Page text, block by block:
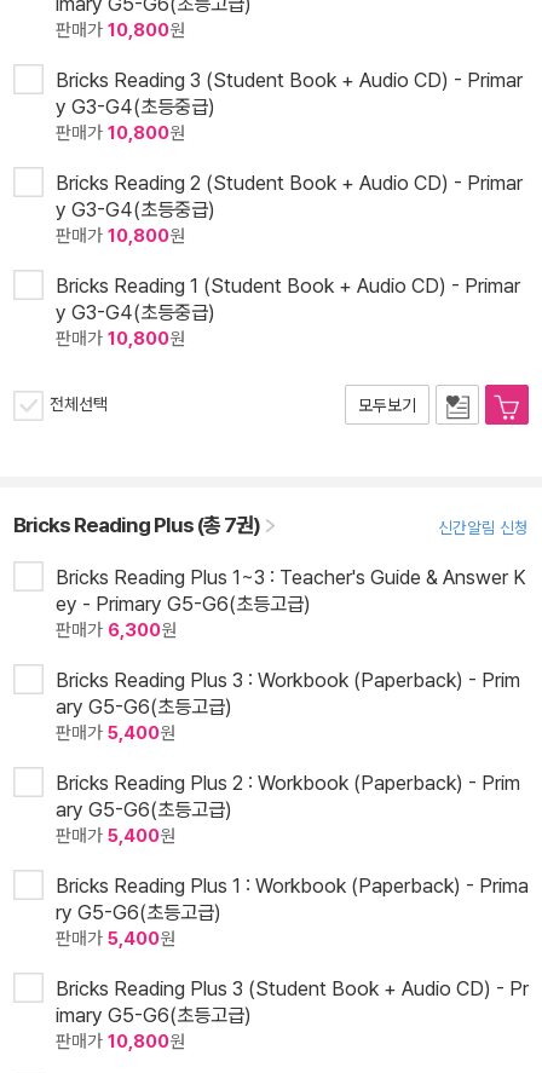
판매가 10,800원
Bricks Reading 3 (Student Book + Audio CD) - Primar
y G3-G4(초등중급)
판매가 10,800원
Bricks Reading 2 (Student Book + Audio CD) - Primar
y G3-G4(초등중급)
판매가 10,800원
Bricks Reading 1 (Student Book + Audio CD) - Primar
y G3-G4(초등중급)
판매가 10,800원
전체선택 모두보기
Bricks Reading Plus (총 7권) 신간알림 신청
Bricks Reading Plus 1~3 : Teacher's Guide & Answer K
ey - Primary G5-G6(초등고급)
판매가 6,300원
Bricks Reading Plus 3 : Workbook (Paperback) - Prim
ary G5-G6(초등고급)
판매가 5,400원
Bricks Reading Plus 2 : Workbook (Paperback) - Prim
ary G5-G6(초등고급)
판매가 5,400원
Bricks Reading Plus 1 : Workbook (Paperback) - Prima
ry G5-G6(초등고급)
판매가 5,400원
Bricks Reading Plus 3 (Student Book + Audio CD) - Pr
imary G5-G6(초등고급)
판매가 10,800원